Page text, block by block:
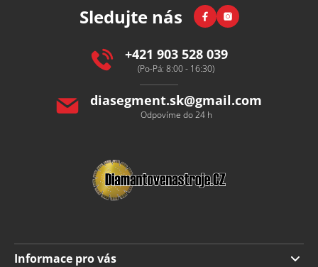
Sledujte nás FacebookInstagram
+421 903 528 039
(Po-Pá: 8:00 - 16:30)
diasegment.sk@gmail.com
Odpovíme do 24 h
Informace pro vás